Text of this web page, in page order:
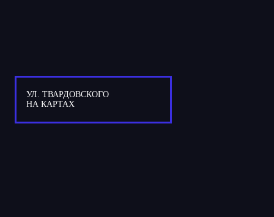
УЛ. ТВАРДОВСКОГО
НА КАРТАХ